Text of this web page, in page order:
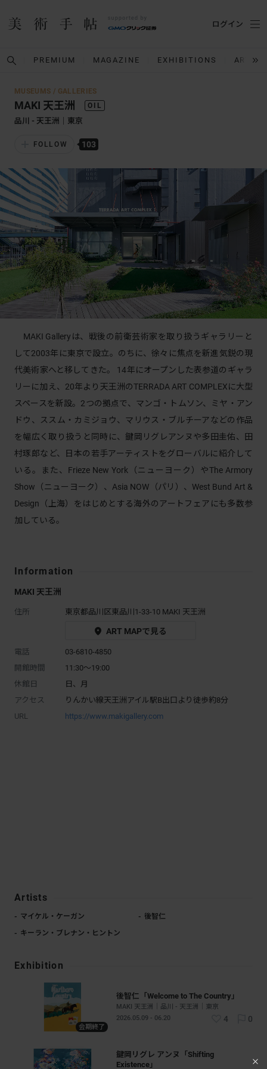
PREMIUM MAGAZINE EXHIBITIONS
ログイン
MUSEUMS / GALLERIES
MAKI 天王洲
品川 - 天王洲｜東京
FOLLOW 103
MAKI Galleryは、戦後の前衛芸術家を取り扱うギャラリーと
して2003年に東京で設立。のちに、徐々に焦点を新進気鋭の現
代美術家へと移してきた。 14年にオープンした表参道のギャラ
リーに加え、20年より天王洲のTERRADA ART COMPLEXに大型
スペースを新設。2つの拠点で、マンゴ・トムソン、ミヤ・アン
ドウ、ススム・カミジョウ、マリウス・ブルチーアなどの作品
を幅広く取り扱うと同時に、鍵岡リグレアンヌや多田圭佑、田
村琢郎など、日本の若手アーティストをグローバルに紹介して
いる。また、Frieze New York（ニューヨーク）やThe Armory
Show（ニューヨーク）、Asia NOW（パリ）、West Bund Art &
Design（上海）をはじめとする海外のアートフェアにも多数参
加している。
Information
MAKI 天王洲
住所 東京都品川区東品川1-33-10 MAKI 天王洲
ART MAPで見る
電話
03-6810-4850
開館時間
11:30～19:00
休館日
日、月
アクセス
りんかい線天王洲アイル駅B出口より徒歩約8分​
URL
https://www.makigallery.com
Artists
マイケル・ケーガン
後智仁
キーラン・ブレナン・ヒントン
Exhibition
会期終了
後智仁「Welcome to The Country」
MAKI 天王洲｜品川 - 天王洲｜東京
2026.05.09 - 06.20
4 0
鍵岡リグレ アンヌ「Shifting
Existence」